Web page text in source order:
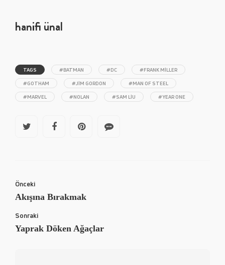
hanifi ünal
TAGS #BATMAN #DC
#FRANK MILLER
#GOTHAM
#JIM GORDON
#MAN OF STEEL
#MARVEL
#NOLAN #SAM LIU #YEAR ONE
Önceki
Akışına Bırakmak
Sonraki
Yaprak Döken Ağaçlar